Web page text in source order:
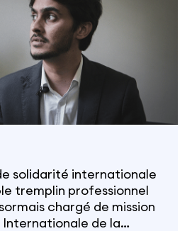
solidarité internationale
tremplin professionnel
chargé de mission
Internationale de la